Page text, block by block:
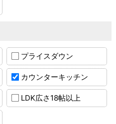
プライスダウン
カウンターキッチン
LDK広さ18帖以上